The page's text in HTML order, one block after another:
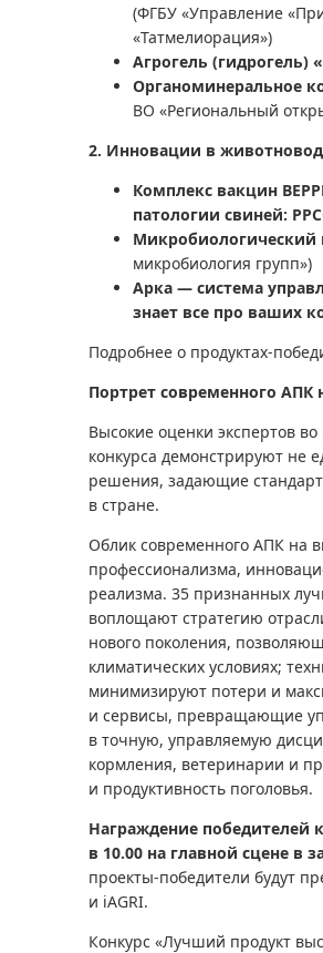
(ФГБУ «Управление
«Татмелиорация»)
Агрогель (гидрогель)
Органоминеральное
ВО «Региональный
2. Инновации в
Комплекс вакцин
патологии свиней:
микробиология групп»)
Арка — система
знает все про ваших
Подробнее о продуктах-
Портрет современного АПК
Высокие оценки экспертов
конкурса демонстрируют не
решения, задающие
в стране.
Облик современного АПК на
профессионализма,
реализма. 35 признанных
воплощают стратегию
нового поколения,
климатических условиях;
минимизируют потери и
и сервисы, превращающие
в точную, управляемую
кормления, ветеринарии и
и продуктивность поголовья.
Награждение победителей
в 10.00 на главной сцене в
проекты-победители будут
и iAGRI.
Конкурс «Лучший продукт